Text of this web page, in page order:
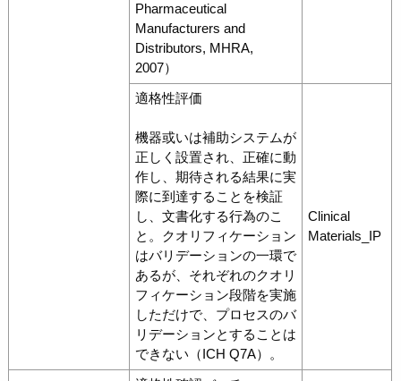
Pharmaceutical
Manufacturers and
Distributors, MHRA,
2007）
適格性評価
機器或いは補助システムが
正しく設置され、正確に動
作し、期待される結果に実
際に到達することを検証
し、文書化する行為のこ
と。クオリフィケーション
はバリデーションの一環で
あるが、それぞれのクオリ
フィケーション段階を実施
しただけで、プロセスのバ
リデーションとすることは
できない（ICH Q7A）。
Clinical
Materials_IP